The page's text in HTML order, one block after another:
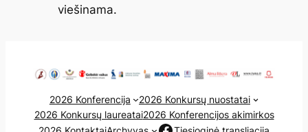
viešinama.
2026 Konferencija
2026 Konkursų nuostatai
2026 Konkursų laureatai2026 Konferencijos akimirkos